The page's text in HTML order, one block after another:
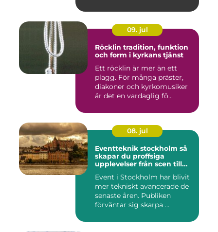
09. jul
Röcklin tradition, funktion
och form i kyrkans tjänst
Ett röcklin är mer än ett
plagg. För många präster,
diakoner och kyrkomusiker
är det en vardaglig fö...
08. jul
Eventteknik stockholm så
skapar du proffsiga
upplevelser från scen till
Event i Stockholm har blivit
mer tekniskt avancerade de
senaste åren. Publiken
förväntar sig skarpa ...